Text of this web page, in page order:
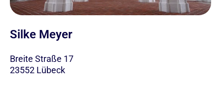
Silke Meyer
Breite Straße 17
23552 Lübeck